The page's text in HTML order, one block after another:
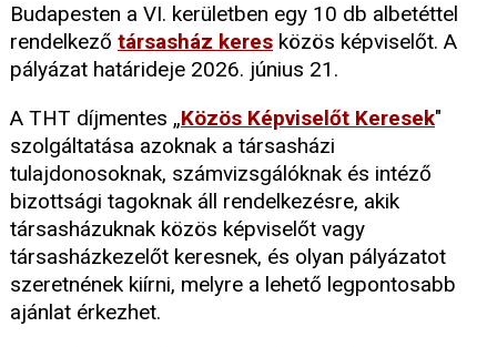
Budapesten a VI. kerületben egy 10 db albetéttel
rendelkező társasház keres közös képviselőt. A
pályázat határideje 2026. június 21.
A THT díjmentes „Közös Képviselőt Keresek"
szolgáltatása azoknak a társasházi
tulajdonosoknak, számvizsgálóknak és intéző
bizottsági tagoknak áll rendelkezésre, akik
társasházuknak közös képviselőt vagy
társasházkezelőt keresnek, és olyan pályázatot
szeretnének kiírni, melyre a lehető legpontosabb
ajánlat érkezhet.